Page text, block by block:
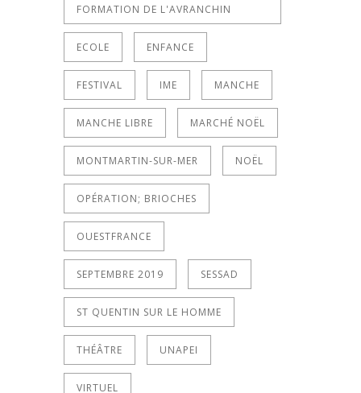
FORMATION DE L'AVRANCHIN
ECOLE ENFANCE
FESTIVAL IME MANCHE
MANCHE LIBRE MARCHÉ NOËL
MONTMARTIN-SUR-MER NOËL
OPÉRATION; BRIOCHES
OUESTFRANCE
SEPTEMBRE 2019 SESSAD
ST QUENTIN SUR LE HOMME
THÉÂTRE UNAPEI
VIRTUEL